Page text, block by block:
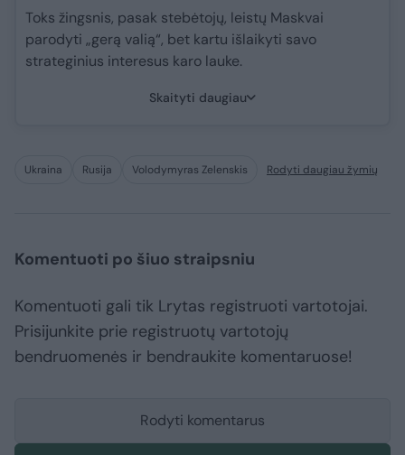
Toks žingsnis, pasak stebėtojų, leistų Maskvai
parodyti „gerą valią“, bet kartu išlaikyti savo
strateginius interesus karo lauke.
Skaityti daugiau
Ukraina Rusija Volodymyras Zelenskis Rodyti daugiau žymių
Komentuoti po šiuo straipsniu
Komentuoti gali tik Lrytas registruoti vartotojai.
Prisijunkite prie registruotų vartotojų
bendruomenės ir bendraukite komentaruose!
Rodyti komentarus